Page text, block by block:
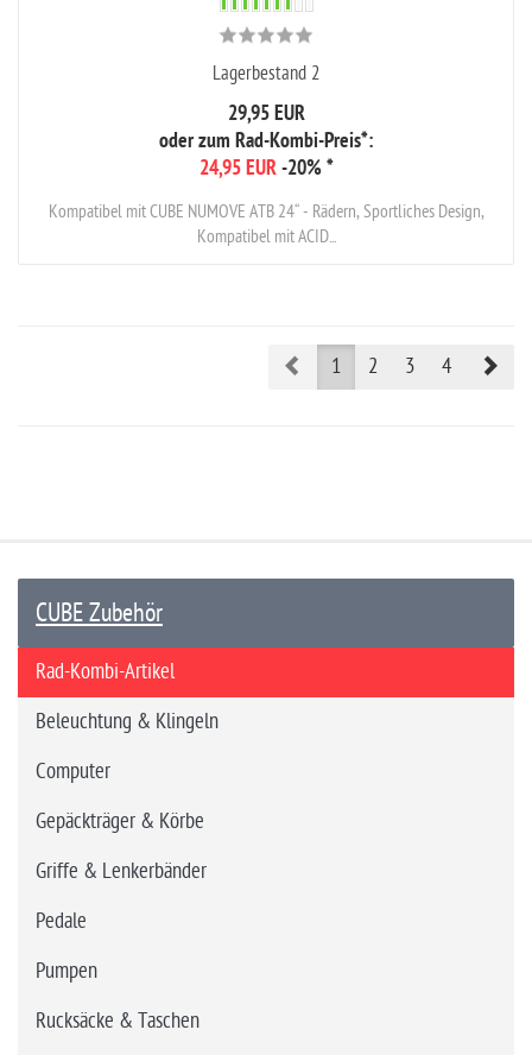
Lagerbestand 2
29,95 EUR
oder zum Rad-Kombi-Preis*:
24,95 EUR -20%*
Kompatibel mit CUBE NUMOVE ATB 24“ - Rädern, Sportliches Design,
Kompatibel mit ACID...
Prev1 2 3 4
CUBE Zubehör
Rad-Kombi-Artikel
Beleuchtung & Klingeln
Computer
Gepäckträger & Körbe
Griffe & Lenkerbänder
Pedale
Pumpen
Rucksäcke & Taschen